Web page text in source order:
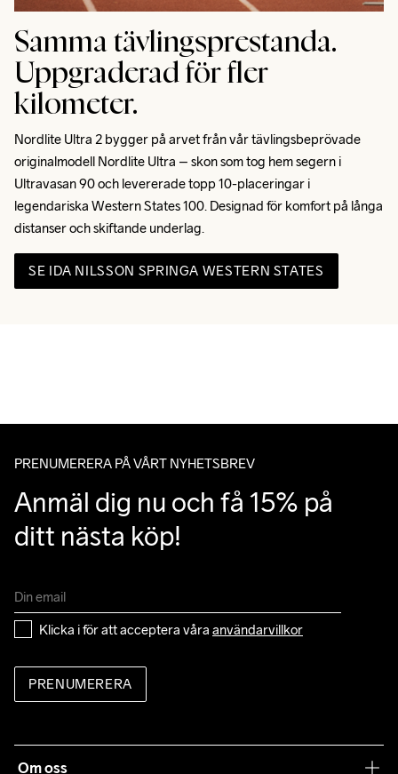
Samma tävlingsprestanda.
Uppgraderad för fler
kilometer.
Nordlite Ultra 2 bygger på arvet från vår tävlingsbeprövade
originalmodell Nordlite Ultra – skon som tog hem segern i
Ultravasan 90 och levererade topp 10-placeringar i
legendariska Western States 100. Designad för komfort på långa
distanser och skiftande underlag.
SE IDA NILSSON SPRINGA WESTERN STATES
PRENUMERERA PÅ VÅRT NYHETSBREV
Anmäl dig nu och få 15% på
ditt nästa köp!
Klicka i för att acceptera våra användarvillkor
PRENUMERERA
Om oss